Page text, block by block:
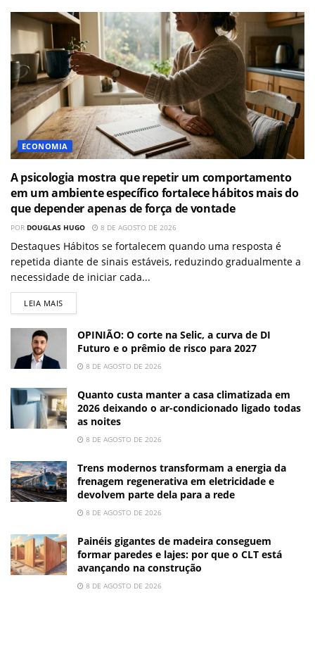
ECONOMIA
A psicologia mostra que repetir um comportamento
em um ambiente específico fortalece hábitos mais do
que depender apenas de força de vontade
POR DOUGLAS HUGO 8 DE AGOSTO DE 2026
Destaques Hábitos se fortalecem quando uma resposta é
repetida diante de sinais estáveis, reduzindo gradualmente a
necessidade de iniciar cada...
LEIA MAIS
OPINIÃO: O corte na Selic, a curva de DI
Futuro e o prêmio de risco para 2027
8 DE AGOSTO DE 2026
Quanto custa manter a casa climatizada em
2026 deixando o ar-condicionado ligado todas
as noites
8 DE AGOSTO DE 2026
Trens modernos transformam a energia da
frenagem regenerativa em eletricidade e
devolvem parte dela para a rede
8 DE AGOSTO DE 2026
Painéis gigantes de madeira conseguem
formar paredes e lajes: por que o CLT está
avançando na construção
8 DE AGOSTO DE 2026